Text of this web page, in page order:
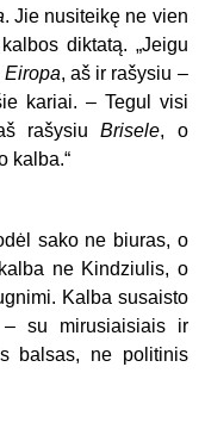
. Jie nusiteikę ne vien
diktatą. „Jeigu
Eiropa, aš ir rašysiu –
kariai. – Tegul visi
rašysiuBrisele, o
kalba.“
sako ne biuras, o
ne Kindziulis, o
Kalba susaisto
su mirusiaisiais ir
balsas, ne politinis